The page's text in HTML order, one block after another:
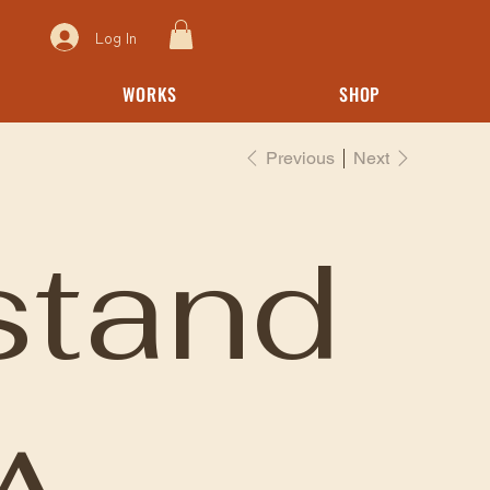
WORKS SHOP
Log In
Previous Next